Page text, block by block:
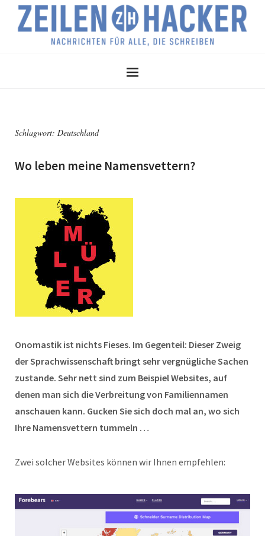
Schlagwort: Deutschland
Wo leben meine Namensvettern?
Onomastik ist nichts Fieses. Im Gegenteil: Dieser Zweig
der Sprachwissenschaft bringt sehr vergnügliche Sachen
zustande. Sehr nett sind zum Beispiel Websites, auf
denen man sich die Verbreitung von Familiennamen
anschauen kann. Gucken Sie sich doch mal an, wo sich
Ihre Namensvettern tummeln …
Zwei solcher Websites können wir Ihnen empfehlen: